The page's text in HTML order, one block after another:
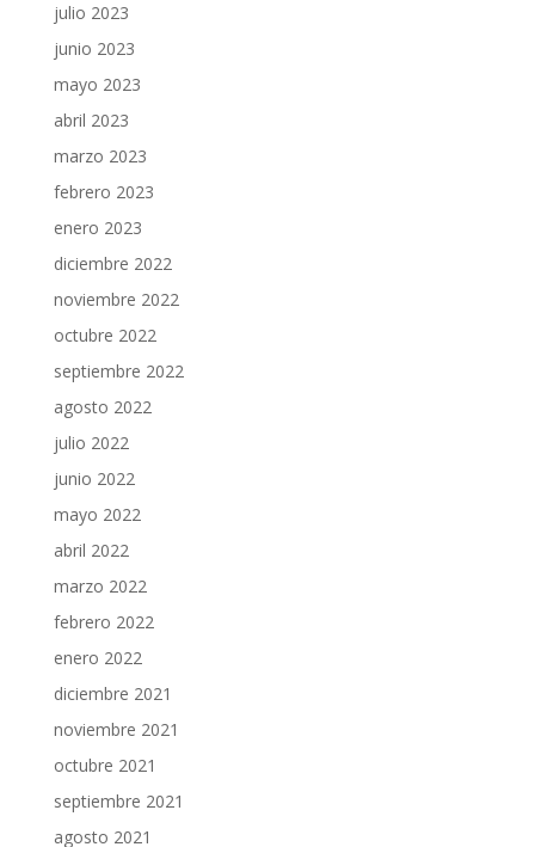
julio 2023
junio 2023
mayo 2023
abril 2023
marzo 2023
febrero 2023
enero 2023
diciembre 2022
noviembre 2022
octubre 2022
septiembre 2022
agosto 2022
julio 2022
junio 2022
mayo 2022
abril 2022
marzo 2022
febrero 2022
enero 2022
diciembre 2021
noviembre 2021
octubre 2021
septiembre 2021
agosto 2021